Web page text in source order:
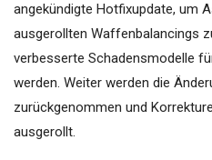
angekündigte Hotfixupdate, um
ausgerollten Waffenbalancings
verbesserte Schadensmodelle
werden. Weiter werden die
zurückgenommen und
ausgerollt.